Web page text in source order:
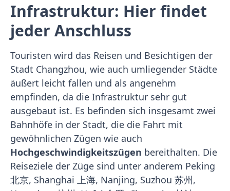
Infrastruktur: Hier findet
jeder Anschluss
Touristen wird das Reisen und Besichtigen der
Stadt Changzhou, wie auch umliegender Städte
äußert leicht fallen und als angenehm
empfinden, da die Infrastruktur sehr gut
ausgebaut ist. Es befinden sich insgesamt zwei
Bahnhöfe in der Stadt, die die Fahrt mit
gewöhnlichen Zügen wie auch
Hochgeschwindigkeitszügen bereithalten. Die
Reiseziele der Züge sind unter anderem Peking
北京, Shanghai 上海, Nanjing, Suzhou 苏州,